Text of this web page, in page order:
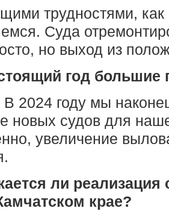
трудностями, как
Суда
но выход из
год большие
2024 году мы
новых судов для
увеличение
ли реализация
крае?